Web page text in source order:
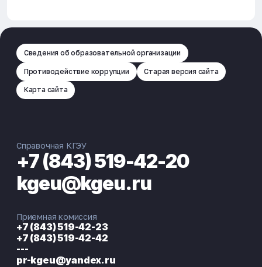
Сведения об образовательной организации
Противодействие коррупции Старая версия сайта
Карта сайта
Справочная КГЭУ
+7 (843) 519-42-20
kgeu@kgeu.ru
Приемная комиссия
+7 (843) 519-42-23
+7 (843) 519-42-42
---
pr-kgeu@yandex.ru